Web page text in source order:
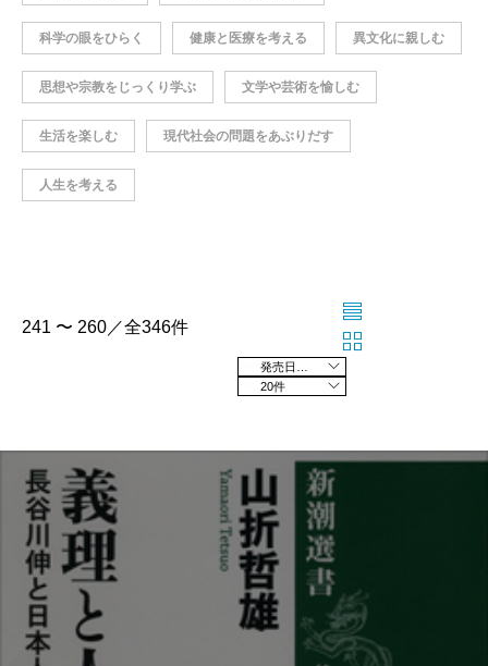
科学の眼をひらく 健康と医療を考える 異文化に親しむ
思想や宗教をじっくり学ぶ 文学や芸術を愉しむ
生活を楽しむ 現代社会の問題をあぶりだす
人生を考える
241 〜 260／全346件
20件